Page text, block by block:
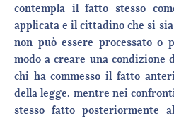
contempla il fatto stesso
applicata e il cittadino che si
non può essere processato
modo a creare una
chi ha commesso il fatto
della legge, mentre nei
stesso fatto posteriormente